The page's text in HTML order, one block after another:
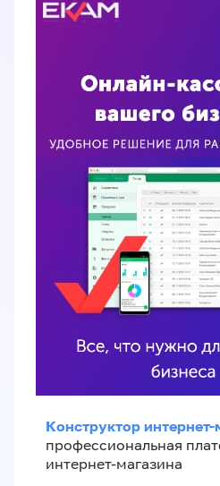
Конструктор интернет-
профессиональная
интернет-магазина